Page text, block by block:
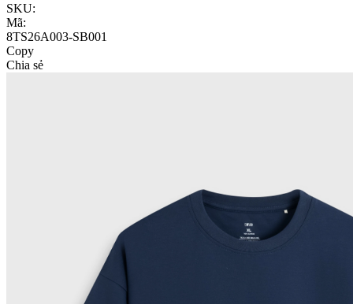
SKU:
Mã:
8TS26A003-SB001
Copy
Chia sẻ